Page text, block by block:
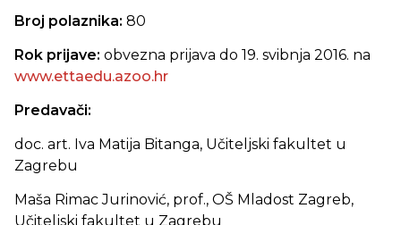
Broj polaznika: 80
Rok prijave: obvezna prijava do 19. svibnja 2016. na
www.ettaedu.azoo.hr
Predavači:
doc. art. Iva Matija Bitanga, Učiteljski fakultet u
Zagrebu
Maša Rimac Jurinović, prof., OŠ Mladost Zagreb,
Učiteljski fakultet u Zagrebu